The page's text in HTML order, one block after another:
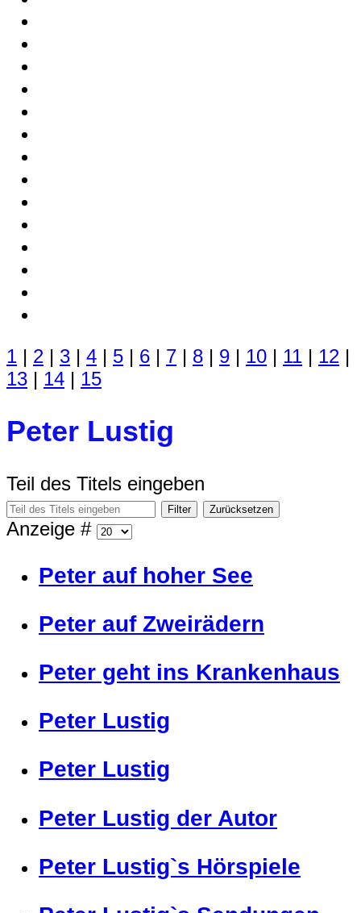
1 | 2 | 3 | 4 | 5 | 6 | 7 | 8 | 9 | 10 | 11 | 12 |
13 | 14 | 15
Peter Lustig
Teil des Titels eingeben
Filter Zurücksetzen
Anzeige #
Peter auf hoher See
Peter auf Zweirädern
Peter geht ins Krankenhaus
Peter Lustig
Peter Lustig
Peter Lustig der Autor
Peter Lustig`s Hörspiele